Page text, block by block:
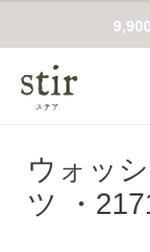
ウォッ
ツ ・